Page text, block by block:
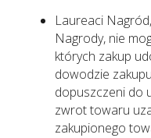
Laureaci
Nagrody, nie
których zakup
dowodzie
dopuszczeni do
zwrot towaru
zakupionego